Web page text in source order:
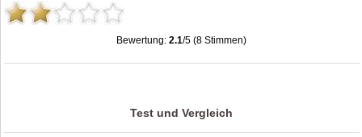
Bewertung:2.1/5 (8 Stimmen)
Stau L1068: Unfälle, Sperrung & Baustellen | Staumelder L1068 ,2.1out of5
Test und Vergleich